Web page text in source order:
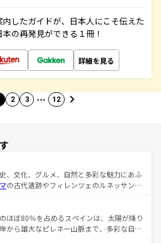
したガイドが、日本人にこそ伝えた
の再発見ができる１冊！
詳細を見る
2 3 … 12
、文化、グルメ、自然と多彩な魅力にあふ
の古代遺跡やフィレンツェのルネッサンス
ナの美しい田園風景やアマルフィ海岸の絶
観も見逃せない。観光の合間には、本場の
ど、絶品のイタリア料理を堪能することも
ほぼ80％を占めるスペインは、太陽が降り
から雄大なピレネー山脈まで、多彩な自然